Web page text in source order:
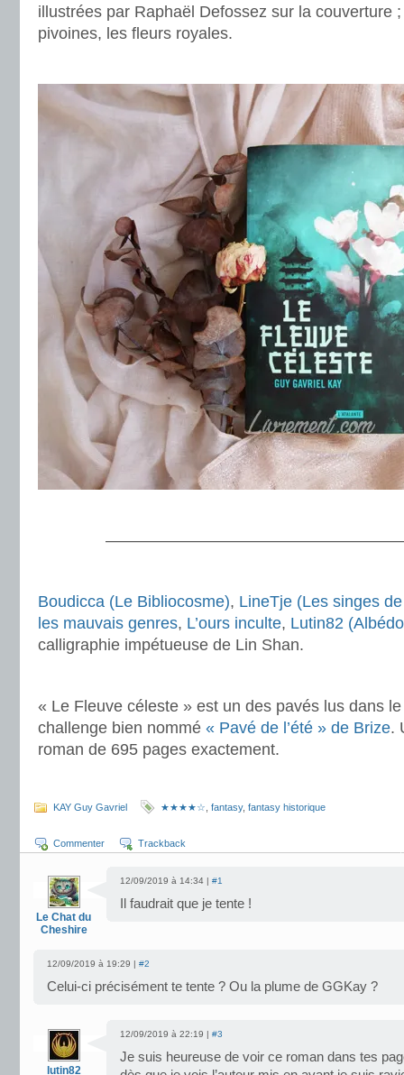
illustrées par Raphaël Defossez sur la couverture
pivoines, les fleurs royales.
Boudicca (Le Bibliocosme), LineTje (Les singes de
les mauvais genres, L’ours inculte, Lutin82
calligraphie impétueuse de Lin Shan.
« Le Fleuve céleste » est un des pavés lus dans
challenge bien nommé « Pavé de l’été » de Brize.
roman de 695 pages exactement.
KAY Guy Gavriel ★★★★☆ fantasy, fantasy historique
Commenter Trackback
Le Chat du
Cheshire
12/09/2019 à 14:34 | #1
Il faudrait que je tente !
12/09/2019 à 19:29 | #2
Celui-ci précisément te tente ? Ou la plume de GGKay ?
lutin82
12/09/2019 à 22:19 | #3
Je suis heureuse de voir ce roman dans tes